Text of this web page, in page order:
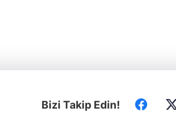
Bizi Takip Edin!